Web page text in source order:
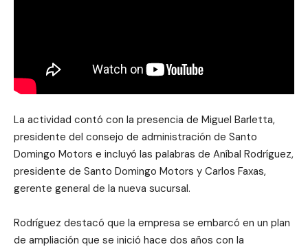
La actividad contó con la presencia de Miguel Barletta,
presidente del consejo de administración de Santo
Domingo Motors e incluyó las palabras de Aníbal Rodríguez,
presidente de Santo Domingo Motors y Carlos Faxas,
gerente general de la nueva sucursal.
Rodríguez destacó que la empresa se embarcó en un plan
de ampliación que se inició hace dos años con la